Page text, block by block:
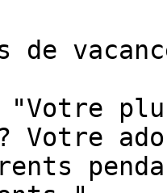
Votre